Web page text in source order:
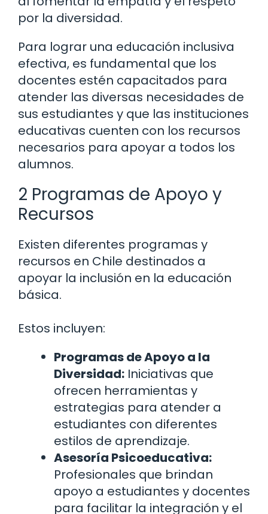
por la diversidad.
Para lograr una educación inclusiva
efectiva, es fundamental que los
docentes estén capacitados para
atender las diversas necesidades de
sus estudiantes y que las instituciones
educativas cuenten con los recursos
necesarios para apoyar a todos los
alumnos.
2 Programas de Apoyo y
Recursos
Existen diferentes programas y
recursos en Chile destinados a
apoyar la inclusión en la educación
básica.
Estos incluyen:
Programas de Apoyo a la
Diversidad: Iniciativas que
ofrecen herramientas y
estrategias para atender a
estudiantes con diferentes
estilos de aprendizaje.
Asesoría Psicoeducativa:
Profesionales que brindan
apoyo a estudiantes y docentes
para facilitar la integración y el